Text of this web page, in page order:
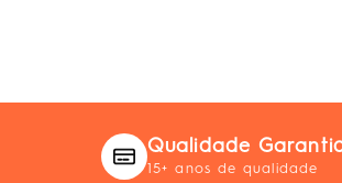
Qualidade
15+ anos de qualidade